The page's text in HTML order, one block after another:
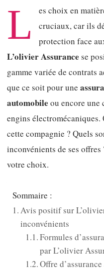
L
es choix en
cruciaux, car ils
protection face
L’olivier Assurance se
gamme variée de contrats
que ce soit pour une
automobile ou encore une
engins électromécaniques.
cette compagnie ? Quels
inconvénients de ses
votre choix.
Sommaire :
Avis positif sur
inconvénients
Formules
par L’olivier
Offre